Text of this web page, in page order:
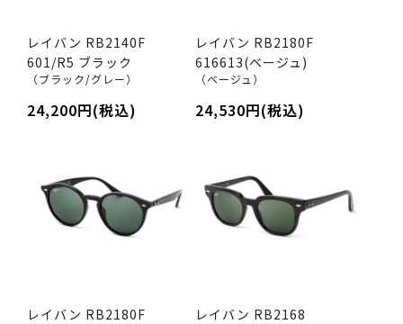
レイバン RB2140F
601/R5 ブラック
（ブラック/グレー）
24,200円(税込)
レイバン RB2180F
616613(ベージュ)
（ベージュ）
24,530円(税込)
レイバン RB2180F
レイバン RB2168